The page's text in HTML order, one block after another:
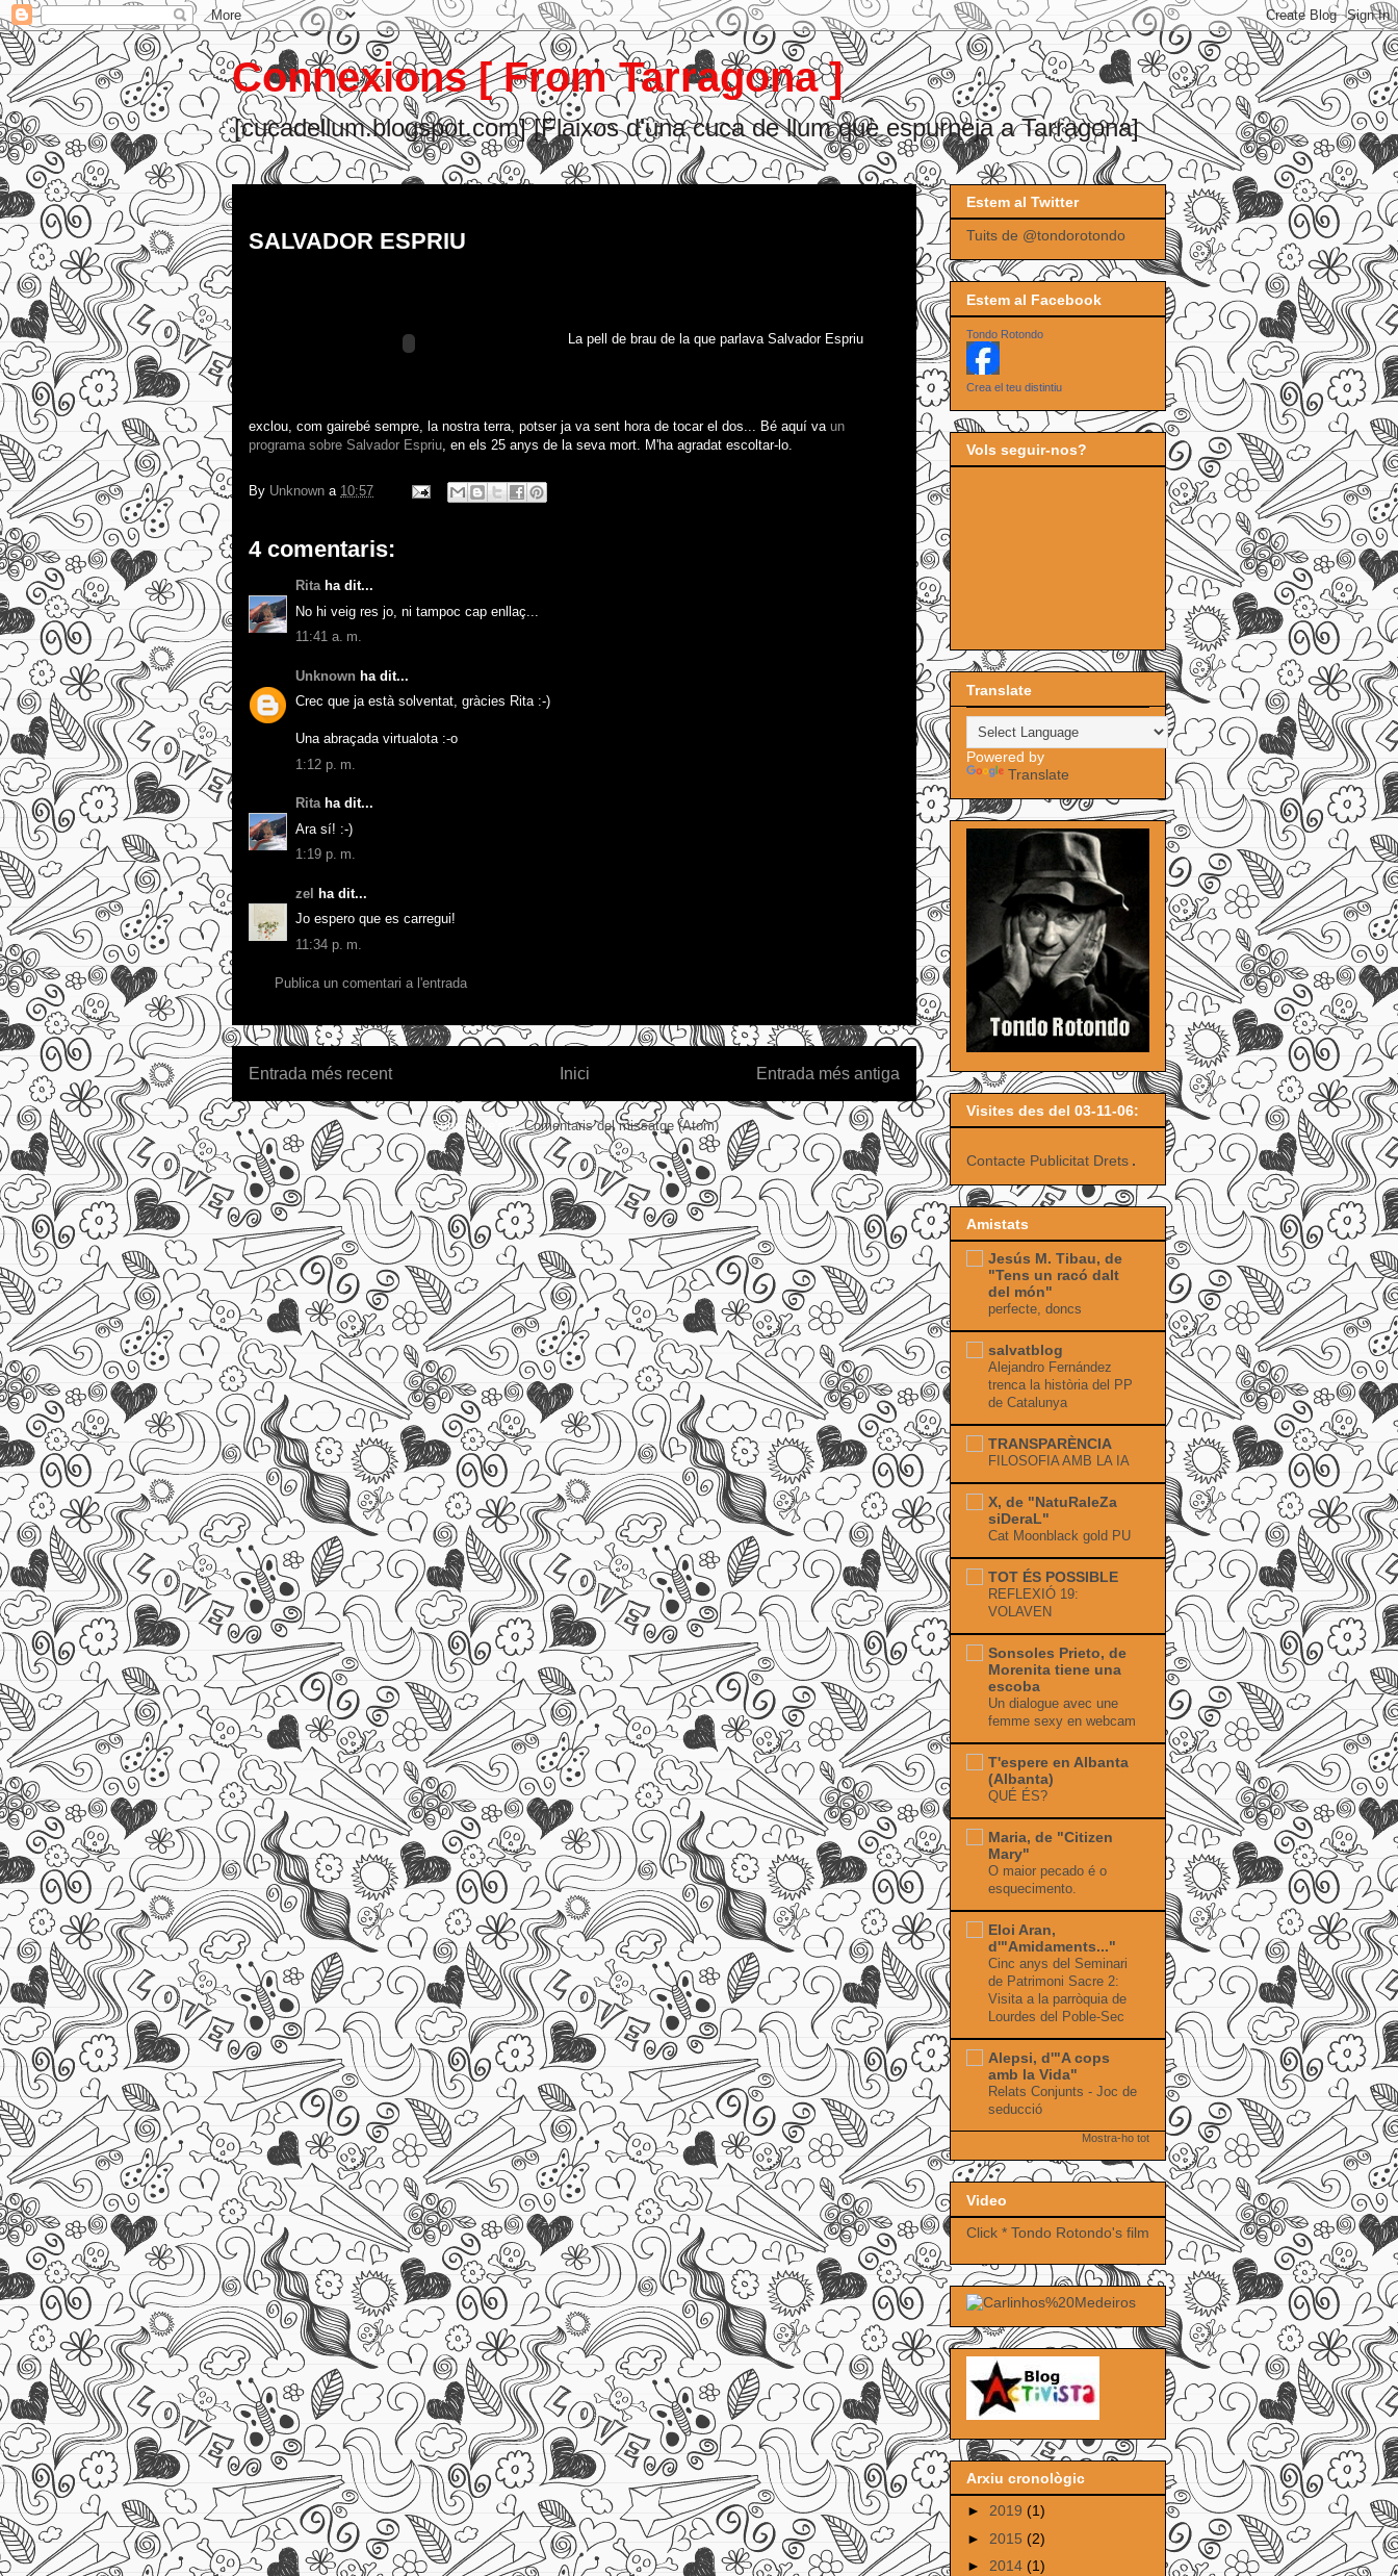
Connexions [ From Tarragona ]
[cucadellum.blogspot.com] [Flaixos d'una cuca de llum què espurneja a Tarragona]
SALVADOR ESPRIU
La pell de brau de la que parlava Salvador Espriu
exclou, com gairebé sempre, la nostra terra, potser ja va sent hora de tocar el dos... Bé aquí va un
programa sobre Salvador Espriu, en els 25 anys de la seva mort. M'ha agradat escoltar-lo.
By Unknown a 10:57
4 comentaris:
Ritaha dit...
No hi veig res jo, ni tampoc cap enllaç...
11:41 a. m.
Unknown ha dit...
Crec que ja està solventat, gràcies Rita :-)
Una abraçada virtualota :-o
1:12 p. m.
Ritaha dit...
Ara sí! :-)
1:19 p. m.
zel ha dit...
Jo espero que es carregui!
11:34 p. m.
Publica un comentari a l'entrada
Entrada més recent Entrada més antiga
Inici
Subscriure's a:Comentaris del missatge (Atom)
Estem al Twitter
Tuits de @tondorotondo
Estem al Facebook
Tondo Rotondo
Crea el teu distintiu
Vols seguir-nos?
Translate
Powered by
Translate
Visites des del 03-11-06:
Contacte Publicitat Drets
Amistats
Jesús M. Tibau, de
"Tens un racó dalt
del món"
perfecte, doncs
salvatblog
Alejandro Fernández
trenca la història del PP
de Catalunya
TRANSPARÈNCIA
FILOSOFIA AMB LA IA
X, de "NatuRaleZa
siDeraL"
Cat Moonblack gold PU
TOT ÉS POSSIBLE
REFLEXIÓ 19:
VOLAVEN
Sonsoles Prieto, de
Morenita tiene una
escoba
Un dialogue avec une
femme sexy en webcam
T'espere en Albanta
(Albanta)
QUÉ ÉS?
Maria, de "Citizen
Mary"
O maior pecado é o
esquecimento.
Eloi Aran,
d'"Amidaments..."
Cinc anys del Seminari
de Patrimoni Sacre 2:
Visita a la parròquia de
Lourdes del Poble-Sec
Alepsi, d'"A cops
amb la Vida"
Relats Conjunts - Joc de
seducció
Mostra-ho tot
Video
Click * Tondo Rotondo's film
Arxiu cronològic
► 2019 (1)
► 2015 (2)
► 2014 (1)